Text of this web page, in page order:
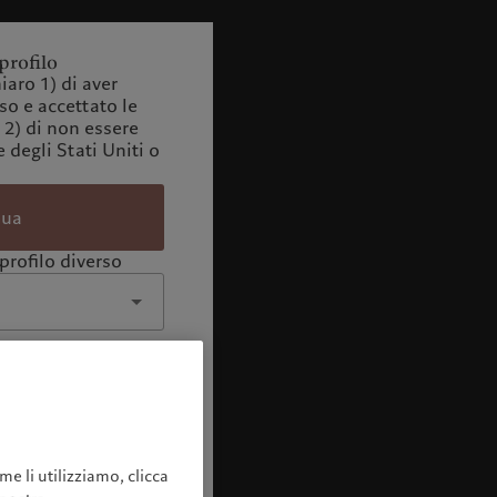
1) di aver
e accettato le
di non essere
degli Stati Uniti o
diverso
li utilizziamo, clicca